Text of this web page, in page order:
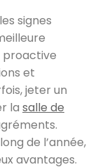
signes
proactive
et
jeter un
la salle de
de l’année,
avantages.